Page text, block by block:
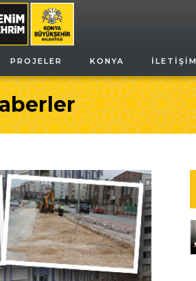
PROJELER KONYA İLETIŞIM